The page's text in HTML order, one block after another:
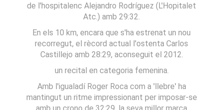
de l'hospitalenc Alejandro Rodríguez (L'Hopitalet
Atc.) amb 29:32.
En els 10 km, encara que s'ha estrenat un nou
recorregut, el rècord actual l'ostenta Carlos
Castillejo amb 28:29, aconseguit el 2012.
un recital en categoria femenina.
Amb l'igualadí Roger Roca com a 'llebre' ha
mantingut un ritme impressionant per imposar-se